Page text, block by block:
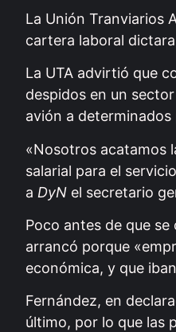
La Unión Tranviarios
cartera laboral
La UTA advirtió que
despidos en un
avión a
«Nosotros acatamos
salarial para el
a DyN el secretario
Poco antes de que
arrancó porque
económica, y que
Fernández, en
último, por lo que las